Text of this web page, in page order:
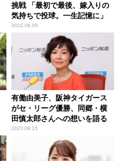
挑戦 「最初で最後、嫁入りの
気持ちで投球。一生記憶に」
2022.06.05
有働由美子、阪神タイガース
がセ・リーグ優勝、同郷・横
田慎太郎さんへの想いを語る
2023.09.15